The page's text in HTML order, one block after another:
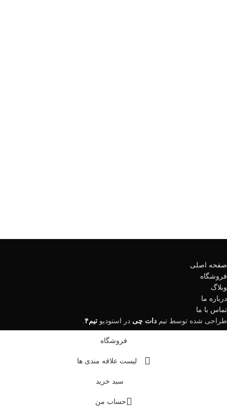
صفحه اصلی
فروشگاه
وبلاگ
درباره ما
تماس با ما
طراحی شده توسط تیم دات چی در استودیو تیم۴ .
فروشگاه
لیست علاقه مندی ها
سبد خرید
حساب من